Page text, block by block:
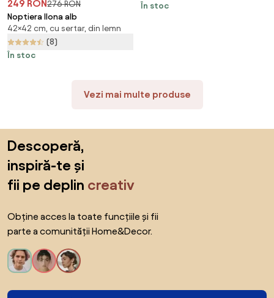
249 RON276 RON
Noptiera Ilona alb
42×42 cm, cu sertar, din lemn
(8)
În stoc
În stoc
Vezi mai multe produse
Descoperă,
inspiră-te și
fii pe deplin creativ
Obține acces la toate funcțiile și fii
parte a comunității Home&Decor.